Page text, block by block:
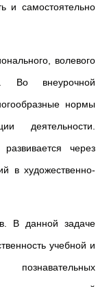
и самостоятельно
волевого
Во внеурочной
нормы
деятельности.
через
в художественно-
В данной задаче
учебной и
познава­тельных